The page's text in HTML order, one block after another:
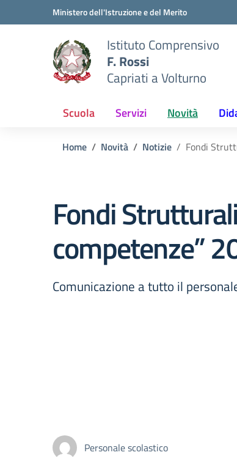
Vai ai contenuti
Vai al menu di navigazioneMinistero dell'Istruzione e del Merito
Istituto Comprensivo
F. Rossi
Capriati a Volturno
Scuola Servizi Novità
Home Novità Notizie Fondi
Fondi
competenze”
Comunicazione a tutto il
Personale scolastico